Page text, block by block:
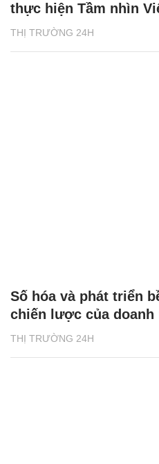
THỊ TRƯỜNG 24H
thực hiện Tầm nhìn
THỊ TRƯỜNG 24H
Số hóa và phát triển
chiến lược của doanh